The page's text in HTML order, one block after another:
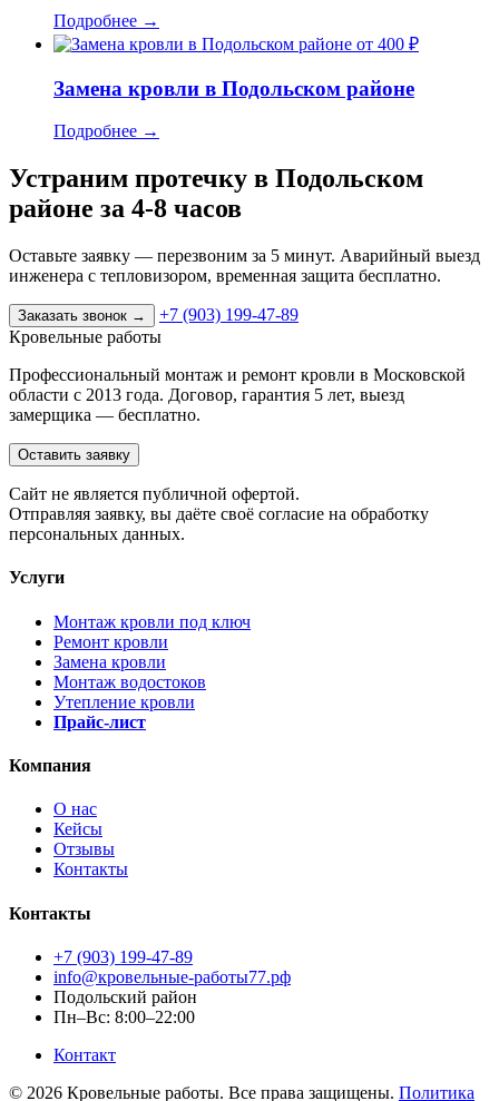
Подробнее →
от 400 ₽
Замена кровли в Подольском районе
Подробнее →
Устраним протечку в Подольском
районе за 4-8 часов
Оставьте заявку — перезвоним за 5 минут. Аварийный выезд
инженера с тепловизором, временная защита бесплатно.
Заказать звонок →
+7 (903) 199-47-89
Кровельные работы
Профессиональный монтаж и ремонт кровли в Московской
области с 2013 года. Договор, гарантия 5 лет, выезд
замерщика — бесплатно.
Оставить заявку
Cайт не является публичной офертой.
Отправляя заявку, вы даёте своё согласие на обработку
персональных данных.
Услуги
Монтаж кровли под ключ
Ремонт кровли
Замена кровли
Монтаж водостоков
Утепление кровли
Прайс-лист
Компания
О нас
Кейсы
Отзывы
Контакты
Контакты
+7 (903) 199-47-89
info@кровельные-работы77.рф
Подольский район
Пн–Вс: 8:00–22:00
Контакт
© 2026 Кровельные работы. Все права защищены. Политика